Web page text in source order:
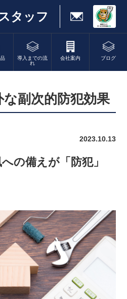
タッフ
導入までの流
れ
会社案内 ブログ
副次的防犯効果
2023.10.13
の備えが「防犯」